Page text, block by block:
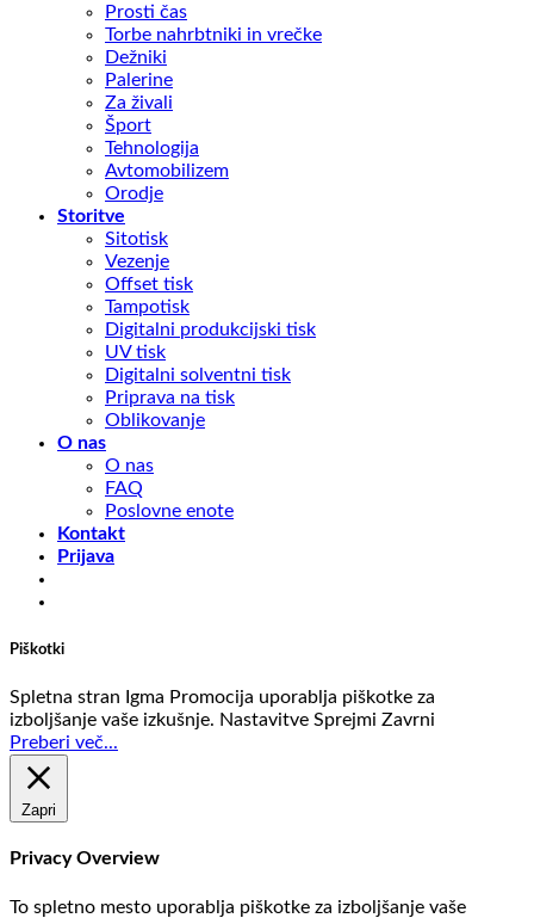
Prosti čas
Torbe nahrbtniki in vrečke
Dežniki
Palerine
Za živali
Šport
Tehnologija
Avtomobilizem
Orodje
Storitve
Sitotisk
Vezenje
Offset tisk
Tampotisk
Digitalni produkcijski tisk
UV tisk
Digitalni solventni tisk
Priprava na tisk
Oblikovanje
O nas
O nas
FAQ
Poslovne enote
Kontakt
Prijava
Piškotki
Spletna stran Igma Promocija uporablja piškotke za
izboljšanje vaše izkušnje. Nastavitve Sprejmi Zavrni
Preberi več...
Zapri
Privacy Overview
To spletno mesto uporablja piškotke za izboljšanje vaše